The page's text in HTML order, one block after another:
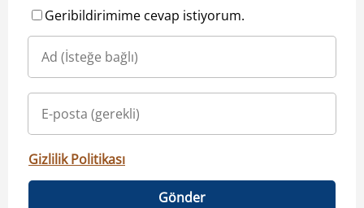
Geribildirimime cevap istiyorum.
Gizlilik Politikası
Gönder